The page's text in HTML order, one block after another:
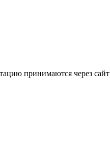
принимаются через сайт